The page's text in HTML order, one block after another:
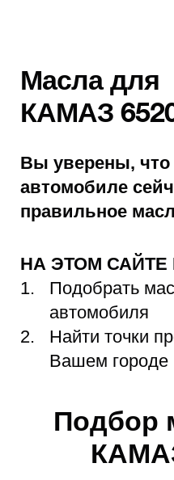
Масла для
КАМАЗ
Вы уверены,
автомобиле
правильное
НА ЭТОМ
Подобрать
автомобиля
Найти точки
Вашем городе
Подбор